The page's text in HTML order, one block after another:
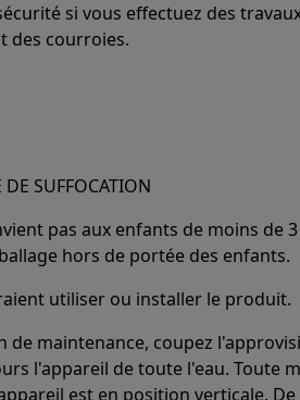
si vous effectuez des
des courroies.
DE SUFFOCATION
pas aux enfants de moins de
hors de portée des enfants.
utiliser ou installer le produit.
de maintenance, coupez
l'appareil de toute l'eau. Toute
est en position verticale.